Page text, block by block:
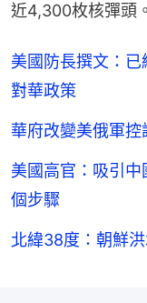
近4,300枚核彈頭。
美國防長撰文：
對華政策
華府改變美俄軍
美國高官：吸引
個步驟
北緯38度：朝鮮